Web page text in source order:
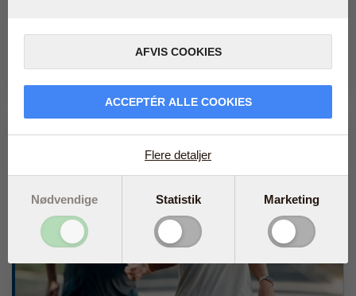
findes der en naturlig måde at mindske træthed og udmattelse
Læs mere
AFVIS COOKIES
ACCEPTÉR ALLE COOKIES
Flere detaljer
Nødvendige Statistik Marketing